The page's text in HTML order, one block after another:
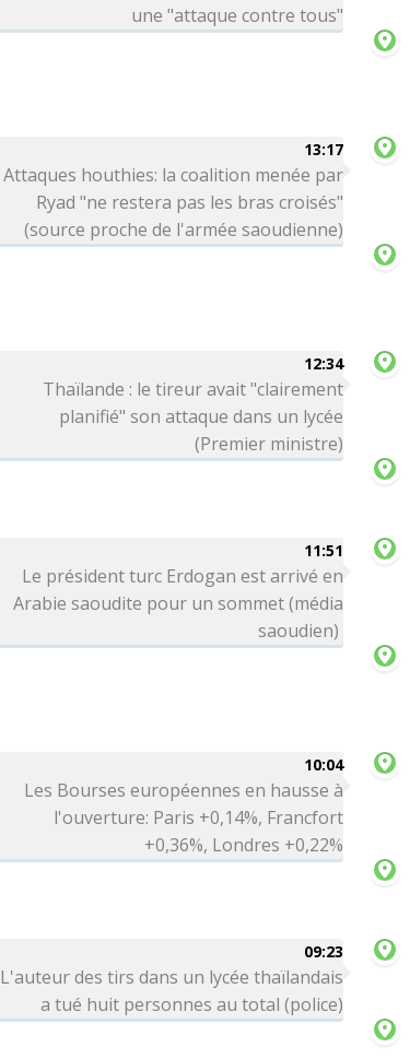
une "attaque contre tous"
13:17
Attaques houthies: la coalition menée par
Ryad "ne restera pas les bras croisés"
(source proche de l'armée saoudienne)
12:34
Thaïlande : le tireur avait "clairement
planifié" son attaque dans un lycée
(Premier ministre)
11:51
Le président turc Erdogan est arrivé en
Arabie saoudite pour un sommet (média
saoudien)
10:04
Les Bourses européennes en hausse à
l'ouverture: Paris +0,14%, Francfort
+0,36%, Londres +0,22%
09:23
L'auteur des tirs dans un lycée thaïlandais
a tué huit personnes au total (police)